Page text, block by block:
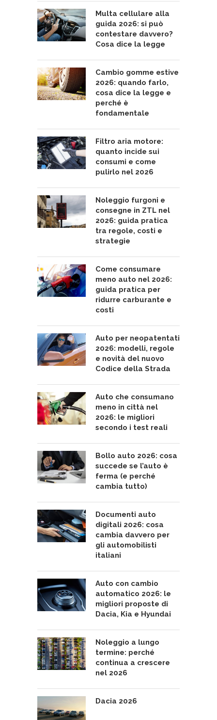
Multa cellulare alla
guida 2026: si può
contestare davvero?
Cosa dice la legge
Cambio gomme estive
2026: quando farlo,
cosa dice la legge e
perché è
fondamentale
Filtro aria motore:
quanto incide sui
consumi e come
pulirlo nel 2026
Noleggio furgoni e
consegne in ZTL nel
2026: guida pratica
tra regole, costi e
strategie
Come consumare
meno auto nel 2026:
guida pratica per
ridurre carburante e
costi
Auto per neopatentati
2026: modelli, regole
e novità del nuovo
Codice della Strada
Auto che consumano
meno in città nel
2026: le migliori
secondo i test reali
Bollo auto 2026: cosa
succede se l’auto è
ferma (e perché
cambia tutto)
Documenti auto
digitali 2026: cosa
cambia davvero per
gli automobilisti
italiani
Auto con cambio
automatico 2026: le
migliori proposte di
Dacia, Kia e Hyundai
Noleggio a lungo
termine: perché
continua a crescere
nel 2026
Dacia 2026